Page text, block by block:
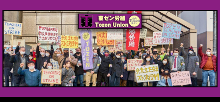
to
content